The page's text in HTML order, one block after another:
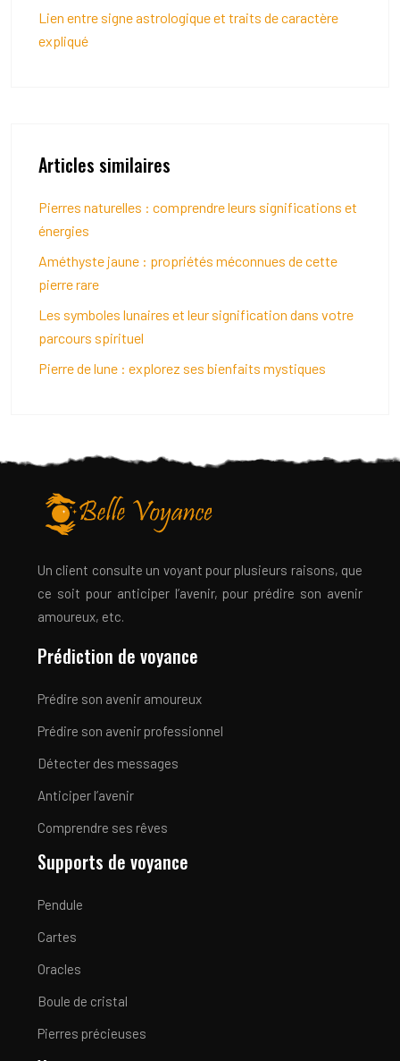
Lien entre signe astrologique et traits de caractère
expliqué
Articles similaires
Pierres naturelles : comprendre leurs significations et
énergies
Améthyste jaune : propriétés méconnues de cette
pierre rare
Les symboles lunaires et leur signification dans votre
parcours spirituel
Pierre de lune : explorez ses bienfaits mystiques
Un client consulte un voyant pour plusieurs raisons, que
ce soit pour anticiper l’avenir, pour prédire son avenir
amoureux, etc.
Prédiction de voyance
Prédire son avenir amoureux
Prédire son avenir professionnel
Détecter des messages
Anticiper l’avenir
Comprendre ses rêves
Supports de voyance
Pendule
Cartes
Oracles
Boule de cristal
Pierres précieuses